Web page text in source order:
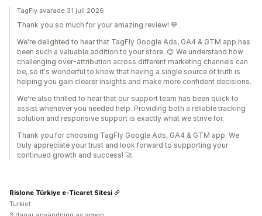
TagFly svarade 31 juli 2026
Thank you so much for your amazing review! 💙
We're delighted to hear that TagFly Google Ads, GA4 & GTM app has
been such a valuable addition to your store. 😊 We understand how
challenging over-attribution across different marketing channels can
be, so it's wonderful to know that having a single source of truth is
helping you gain clearer insights and make more confident decisions.
We're also thrilled to hear that our support team has been quick to
assist whenever you needed help. Providing both a reliable tracking
solution and responsive support is exactly what we strive for.
Thank you for choosing TagFly Google Ads, GA4 & GTM app. We
truly appreciate your trust and look forward to supporting your
continued growth and success! 🚀
Rislone Türkiye e-Ticaret Sitesi
Turkiet